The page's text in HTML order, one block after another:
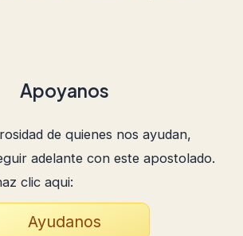
Apoyanos
de quienes nos ayudan,
adelante con este apostolado.
clic aqui:
Ayudanos